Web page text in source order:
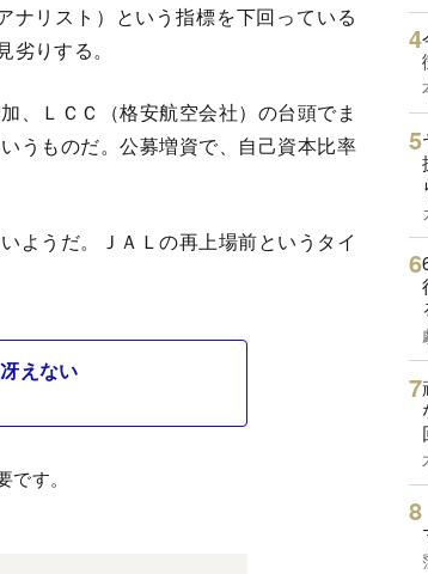
ナリスト）という指標を下回っている
りする。
、ＬＣＣ（格安航空会社）の台頭でま
うものだ。公募増資で、自己資本比率
ようだ。ＪＡＬの再上場前というタイ
えない
す。